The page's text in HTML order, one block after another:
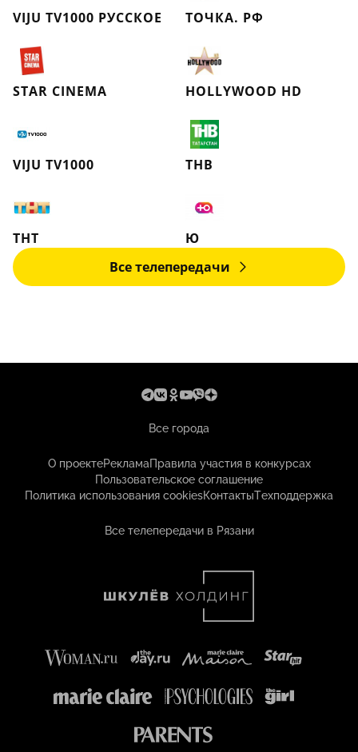
VIJU TV1000 РУССКОЕ ТОЧКА. РФ
STAR CINEMA HOLLYWOOD HD
VIJU TV1000 ТНВ
ТНТ
Ю
Все телепередачи
Все города
О проектеРекламаПравила участия в конкурсах
Пользовательское соглашение
Политика использования cookiesКонтактыТехподдержка
Все телепередачи в Рязани